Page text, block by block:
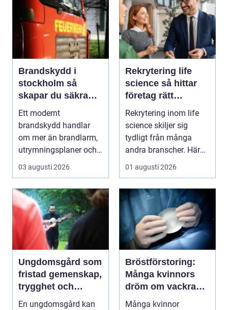
Brandskydd i
stockholm så
skapar du säkra
byggnader på
riktigt
Ett modernt
brandskydd handlar
om mer än brandlarm,
utrymningsplaner och
röda brandsläckare på
03 augusti 2026
Rekrytering life
science så hittar
företag rätt
kompetens när
kraven är som
högst
Rekrytering inom life
science skiljer sig
tydligt från många
andra branscher. Här
påverkar varje bes...
01 augusti 2026
Ungdomsgård som
fristad gemenskap,
trygghet och
växande
En ungdomsgård kan
Bröstförstoring:
Många kvinnors
dröm om vackra
bröst
Många kvinnor